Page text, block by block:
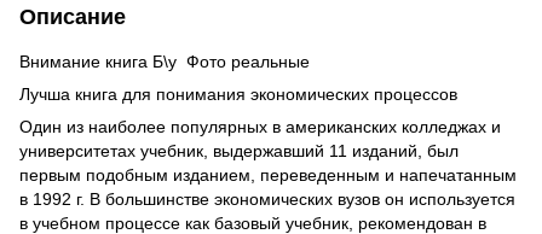
Описание
Внимание книга Б\у Фото реальные
Лучша книга для понимания экономических процессов
Один из наиболее популярных в американских колледжах и
университетах учебник, выдержавший 11 изданий, был
первым подобным изданием, переведенным и напечатанным
в 1992 г. В большинстве экономических вузов он используется
в учебном процессе как базовый учебник, рекомендован в